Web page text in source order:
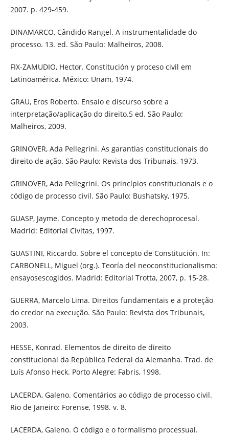
2007. p. 429-459.
DINAMARCO, Cândido Rangel. A instrumentalidade do
processo. 13. ed. São Paulo: Malheiros, 2008.
FIX-ZAMUDIO, Hector. Constitución y proceso civil em
Latinoamérica. México: Unam, 1974.
GRAU, Eros Roberto. Ensaio e discurso sobre a
interpretação/aplicação do direito.5 ed. São Paulo:
Malheiros, 2009.
GRINOVER, Ada Pellegrini. As garantias constitucionais do
direito de ação. São Paulo: Revista dos Tribunais, 1973.
GRINOVER, Ada Pellegrini. Os princípios constitucionais e o
código de processo civil. São Paulo: Bushatsky, 1975.
GUASP, Jayme. Concepto y metodo de derechoprocesal.
Madrid: Editorial Civitas, 1997.
GUASTINI, Riccardo. Sobre el concepto de Constitución. In:
CARBONELL, Miguel (org.). Teoría del neoconstitucionalismo:
ensayosescogidos. Madrid: Editorial Trotta, 2007, p. 15-28.
GUERRA, Marcelo Lima. Direitos fundamentais e a proteção
do credor na execução. São Paulo: Revista dos Tribunais,
2003.
HESSE, Konrad. Elementos de direito de direito
constitucional da República Federal da Alemanha. Trad. de
Luís Afonso Heck. Porto Alegre: Fabris, 1998.
LACERDA, Galeno. Comentários ao código de processo civil.
Rio de Janeiro: Forense, 1998. v. 8.
LACERDA, Galeno. O código e o formalismo processual.